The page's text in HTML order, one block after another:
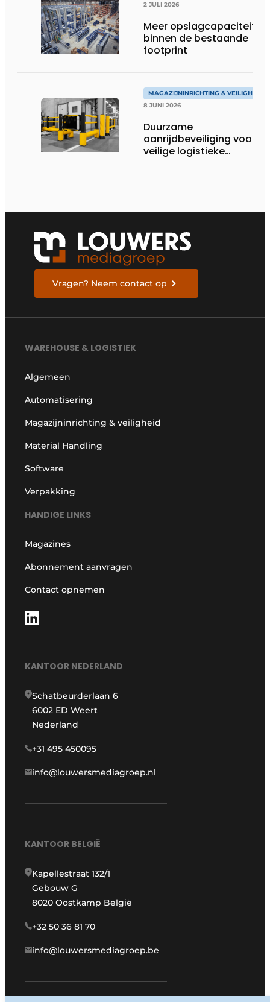
2 JULI 2026
Meer opslagcapaciteit
binnen de bestaande
footprint
MAGAZIJNINRICHTING & VEILIGHEID
8 JUNI 2026
Duurzame
aanrijdbeveiliging voor
veilige logistieke
Vragen? Neem contact op
WAREHOUSE & LOGISTIEK
Algemeen
Automatisering
Magazijninrichting & veiligheid
Material Handling
Software
Verpakking
HANDIGE LINKS
Magazines
Abonnement aanvragen
Contact opnemen
KANTOOR NEDERLAND
Schatbeurderlaan 6
6002 ED Weert
Nederland
+31 495 450095
info@louwersmediagroep.nl
KANTOOR BELGIË
Kapellestraat 132/1
Gebouw G
8020 Oostkamp België
+32 50 36 81 70
info@louwersmediagroep.be